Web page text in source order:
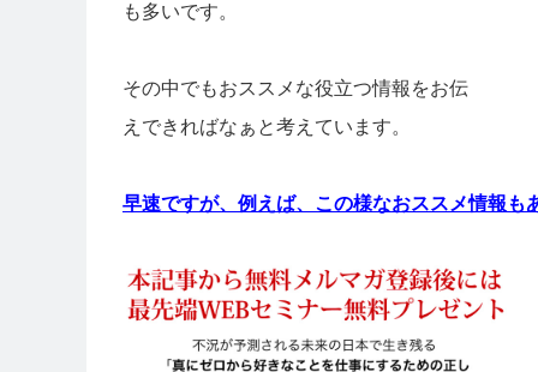
も多いです。
その中でもおススメな役立つ情報をお伝
えできればなぁと考えています。
早速ですが、例えば、この様なおススメ情報も